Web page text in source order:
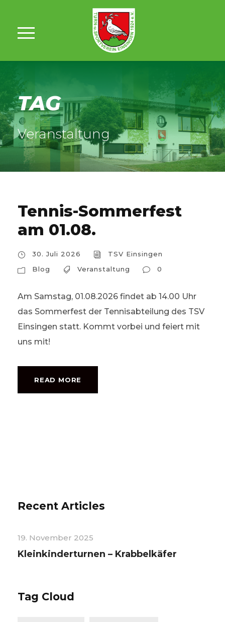
TAG
Veranstaltung
Tennis-Sommerfest
am 01.08.
30. Juli 2026
TSV Einsingen
Blog
Veranstaltung 0
Am Samstag, 01.08.2026 findet ab 14.00 Uhr
das Sommerfest der Tennisabteilung des TSV
Einsingen statt. Kommt vorbei und feiert mit
uns mit!
READ MORE
Recent Articles
19. November 2025
Kleinkinderturnen – Krabbelkäfer
Tag Cloud